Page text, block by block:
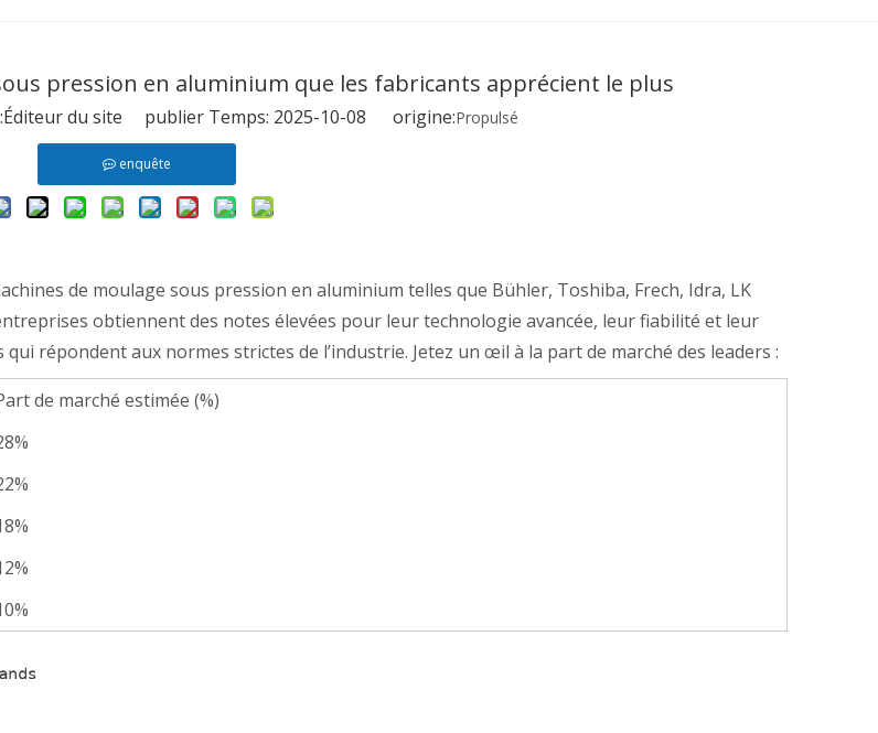
pression en aluminium que les fabricants apprécient le plus
du site publier Temps: 2025-10-08 origine:Propulsé
enquête
de moulage sous pression en aluminium telles que Bühler, Toshiba, Frech, Idra, LK
obtiennent des notes élevées pour leur technologie avancée, leur fiabilité et leur
répondent aux normes strictes de l’industrie. Jetez un œil à la part de marché des leaders :
de marché estimée (%)